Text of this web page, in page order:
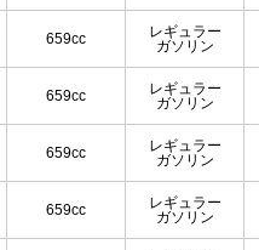
659cc
レギュラー
ガソリン
659cc
レギュラー
ガソリン
659cc
レギュラー
ガソリン
659cc
レギュラー
ガソリン